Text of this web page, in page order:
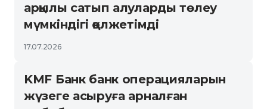
арқылы сатып алуларды төлеу
мүмкіндігі қолжетімді
17.07.2026
KMF Банк банк операцияларын
жүзеге асыруға арналған